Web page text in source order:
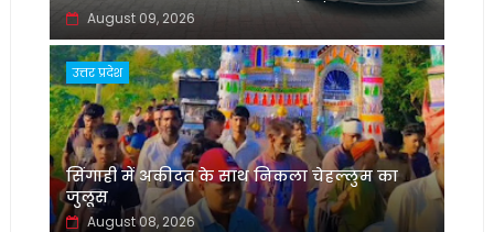
August 09, 2026
उत्तर प्रदेश
सिंगाही में अकीदत के साथ निकला चेहल्लुम का
जुलूस
August 08, 2026